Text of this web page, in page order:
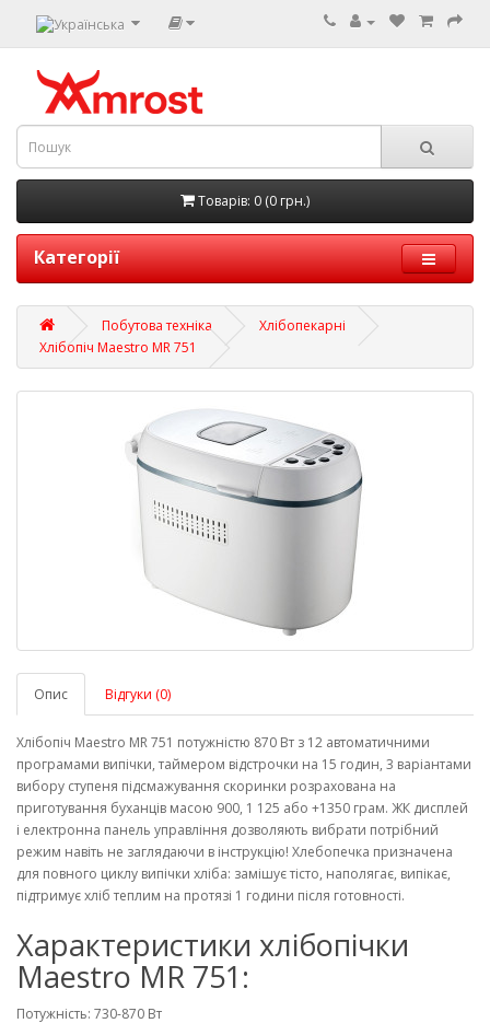
Товарів: 0 (0 грн.)
Категорії
Побутова техніка
Хлібопекарні
Хлібопіч Maestro MR 751
Опис Відгуки (0)
Хлібопіч Maestro MR 751 потужністю 870 Вт з 12 автоматичними
програмами випічки, таймером відстрочки на 15 годин, 3 варіантами
вибору ступеня підсмажування скоринки розрахована на
приготування буханців масою 900, 1 125 або +1350 грам. ЖК дисплей
і електронна панель управління дозволяють вибрати потрібний
режим навіть не заглядаючи в інструкцію! Хлебопечка призначена
для повного циклу випічки хліба: замішує тісто, наполягає, випікає,
підтримує хліб теплим на протязі 1 години після готовності.
Характеристики хлібопічки
Maestro MR 751:
Потужність: 730-870 Вт